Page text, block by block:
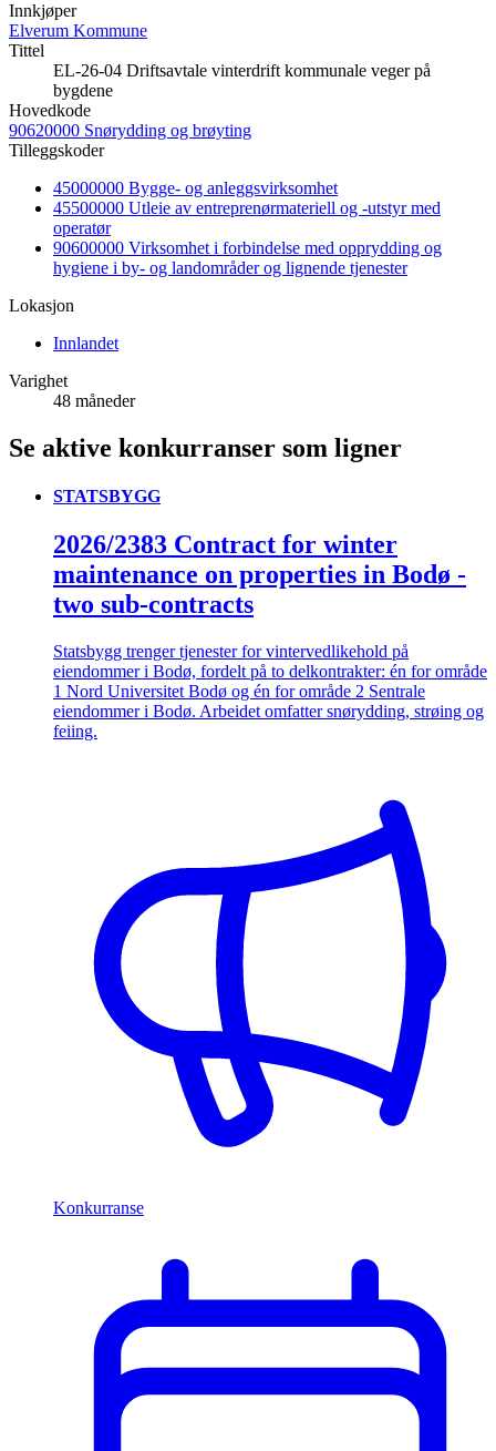
Innkjøper
Elverum Kommune
Tittel
EL-26-04 Driftsavtale vinterdrift kommunale veger på
bygdene
Hovedkode
90620000 Snørydding og brøyting
Tilleggskoder
45000000 Bygge- og anleggsvirksomhet
45500000 Utleie av entreprenørmateriell og -utstyr med
operatør
90600000 Virksomhet i forbindelse med opprydding og
hygiene i by- og landområder og lignende tjenester
Lokasjon
Innlandet
Varighet
48 måneder
Se aktive konkurranser som ligner
STATSBYGG
2026/2383 Contract for winter
maintenance on properties in Bodø -
two sub-contracts
Statsbygg trenger tjenester for vintervedlikehold på
eiendommer i Bodø, fordelt på to delkontrakter: én for område
1 Nord Universitet Bodø og én for område 2 Sentrale
eiendommer i Bodø. Arbeidet omfatter snørydding, strøing og
feiing.
Konkurranse